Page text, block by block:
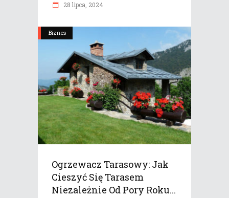
28 lipca, 2024
Biznes
Ogrzewacz Tarasowy: Jak
Cieszyć Się Tarasem
Niezależnie Od Pory Roku...